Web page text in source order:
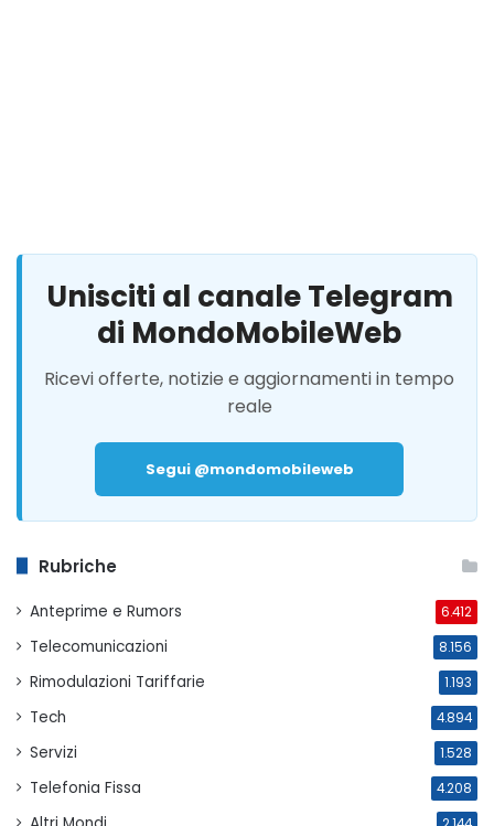
Unisciti al canale Telegram
di MondoMobileWeb
Ricevi offerte, notizie e aggiornamenti in tempo
reale
Segui @mondomobileweb
Rubriche
Anteprime e Rumors 6.412
Telecomunicazioni 8.156
Rimodulazioni Tariffarie 1.193
Tech 4.894
Servizi 1.528
Telefonia Fissa 4.208